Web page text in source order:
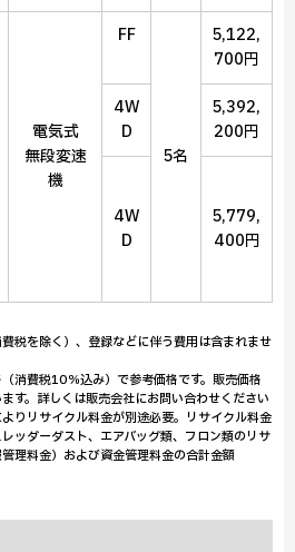
電気式
無段変速
機
FF
5名
5,122,
700円
4W
D
5,392,
200円
4W
D
5,779,
400円
を除く）、登録などに伴う費用は含まれませ
費税10％込み）で参考価格です。販売価格
す。詳しくは販売会社にお問い合わせください
リサイクル料金が別途必要。リサイクル料金
ッダーダスト、エアバッグ類、フロン類のリサ
理料金）および資金管理料金の合計金額